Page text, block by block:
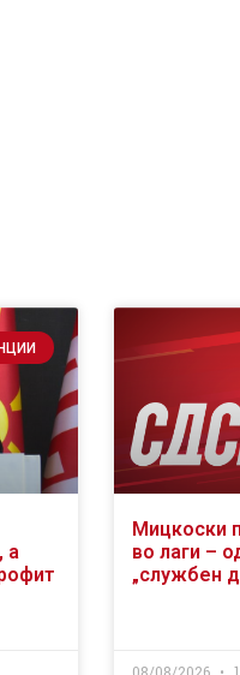
а
Мицкоски
во лаги –
„службен